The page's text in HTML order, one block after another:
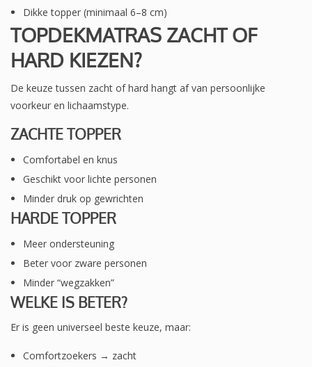
Dikke topper (minimaal 6–8 cm)
TOPDEKMATRAS ZACHT OF
HARD KIEZEN?
De keuze tussen zacht of hard hangt af van persoonlijke
voorkeur en lichaamstype.
ZACHTE TOPPER
Comfortabel en knus
Geschikt voor lichte personen
Minder druk op gewrichten
HARDE TOPPER
Meer ondersteuning
Beter voor zware personen
Minder “wegzakken”
WELKE IS BETER?
Er is geen universeel beste keuze, maar:
Comfortzoekers → zacht